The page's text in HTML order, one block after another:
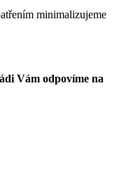
minimalizujeme
Vám odpovíme na